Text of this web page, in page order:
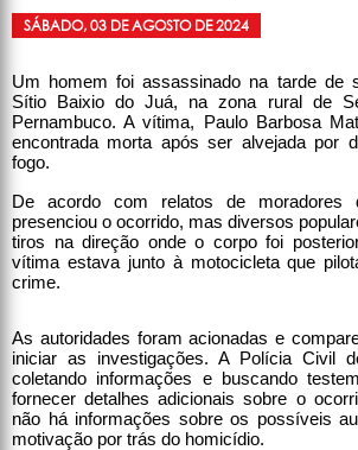
SÁBADO, 03 DE AGOSTO DE 2024
Um homem foi assassinado na tarde de
Sítio Baixio do Juá, na zona rural de
Pernambuco. A vítima, Paulo Barbosa
encontrada morta após ser alvejada por
fogo.
De acordo com relatos de moradores
presenciou o ocorrido, mas diversos
tiros na direção onde o corpo foi
vítima estava junto à motocicleta que
crime.
As autoridades foram acionadas e
iniciar as investigações. A Polícia Civil
coletando informações e buscando
fornecer detalhes adicionais sobre o
não há informações sobre os possíveis
motivação por trás do homicídio.